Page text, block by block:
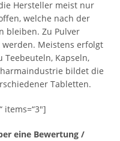
Hersteller meist nur
welche nach der
bleiben. Zu Pulver
Meistens erfolgt
Kapseln,
bildet die
Tabletten.
items=“3″]
eine Bewertung /